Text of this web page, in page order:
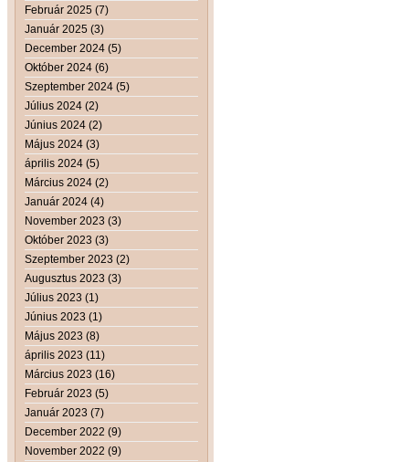
Február 2025 (7)
Január 2025 (3)
December 2024 (5)
Október 2024 (6)
Szeptember 2024 (5)
Július 2024 (2)
Június 2024 (2)
Május 2024 (3)
április 2024 (5)
Március 2024 (2)
Január 2024 (4)
November 2023 (3)
Október 2023 (3)
Szeptember 2023 (2)
Augusztus 2023 (3)
Július 2023 (1)
Június 2023 (1)
Május 2023 (8)
április 2023 (11)
Március 2023 (16)
Február 2023 (5)
Január 2023 (7)
December 2022 (9)
November 2022 (9)